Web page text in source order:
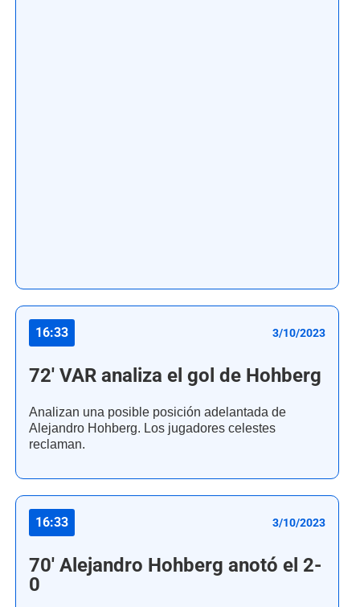
16:33 3/10/2023
72' VAR analiza el gol de Hohberg
Analizan una posible posición adelantada de
Alejandro Hohberg. Los jugadores celestes
reclaman.
16:33 3/10/2023
70' Alejandro Hohberg anotó el 2-
0